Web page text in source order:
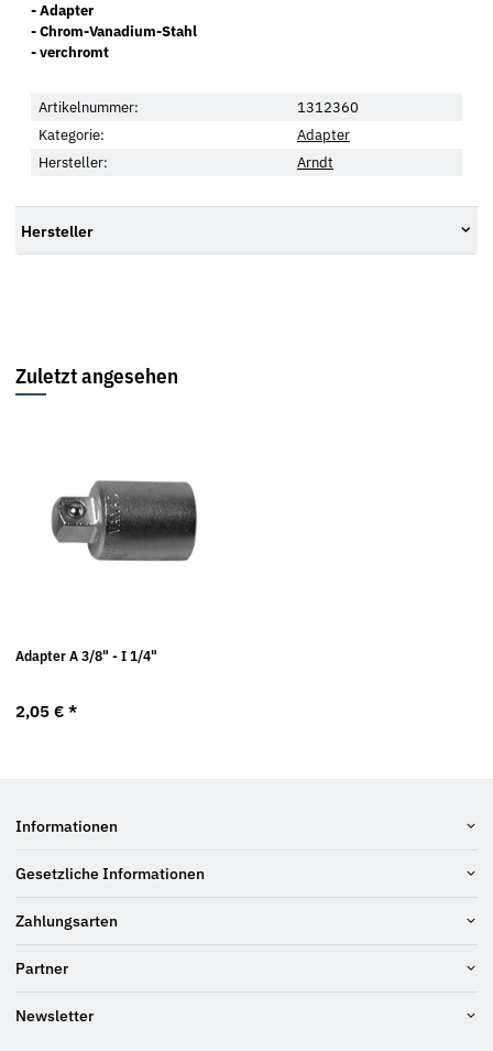
- Adapter
- Chrom-Vanadium-Stahl
- verchromt
Artikelnummer:
1312360
Kategorie:
Adapter
Hersteller:
Arndt
Hersteller
Zuletzt angesehen
Adapter A 3/8" - I 1/4"
2,05 € *
Informationen
Gesetzliche Informationen
Zahlungsarten
Partner
Newsletter